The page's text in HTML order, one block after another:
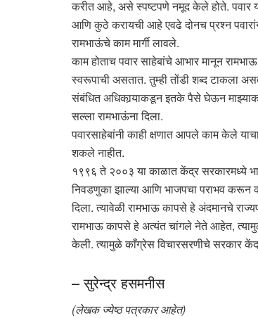
करीत आहे, असे स्पष्टपणे नमूद केले होते. पवार
आणि कुठे करायची आहे एवढे दोनच प्रश्न
रामभाऊंचे काम मार्गी लावले.
काम होताच पवार साहेबांचे आभार मानून
स्वरूपाची असतात. तुम्ही तोंडी शब्द टाकला
संबंधित अधिकार्‍याकडून इतके पैसे घेऊन
सल्ला रामभाऊंना दिला.
पवारसाहेबांनी काही क्षणात आपले काम केले
शकले नाहीत.
१९९६ ते २००३ या काळात केंद्र सरकारमध्ये
निवडणुका झाल्या आणि भाजपचा पराभव करून
दिला. त्यावेळी रामभाऊ कापसे हे अंदमानचे
रामभाऊ कापसे हे अत्यंत चांगले नेते आहेत, त्यामुळे
केली. त्यामुळे काँग्रेस विचारसरणीचे सरकार
– सुरेन्द्र हसमनीस
(लेखक ज्येष्ठ पत्रकार आहेत)